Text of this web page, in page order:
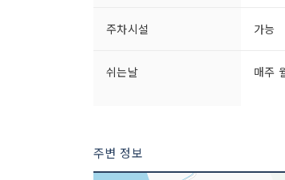
주차시설 가능
쉬는날 매주
이용시간
주변 정보